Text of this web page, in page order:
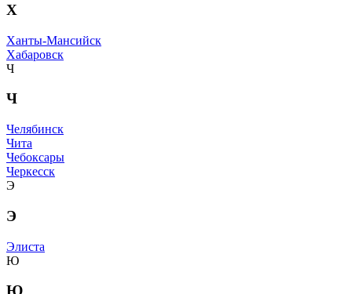
Х
Ханты-Мансийск
Хабаровск
Ч
Ч
Челябинск
Чита
Чебоксары
Черкесск
Э
Э
Элиста
Ю
Ю